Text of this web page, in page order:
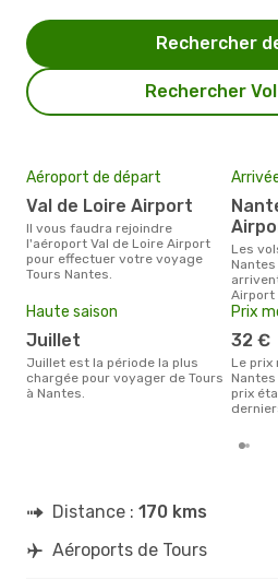
Rechercher
Rechercher
Aéroport de départ
Val de Loire Airport
Il vous faudra rejoindre
l'aéroport Val de Loire Airport
pour effectuer votre voyage
Tours Nantes.
Nantes Atlantique
Les vols ayant pour destination
Airport
Haute saison
juillet
juillet est la période la plus
chargée pour voyager de Tours
à Nantes.
Prix
32 €
Le prix moyen d'un billet Tours
prix
Distance : 170 kms
Aéroports de Tours